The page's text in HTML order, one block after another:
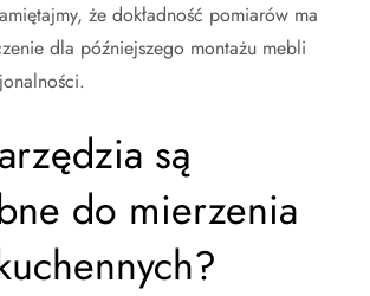
że dokładność pomiarów ma
dla późniejszego montażu mebli
są
do mierzenia